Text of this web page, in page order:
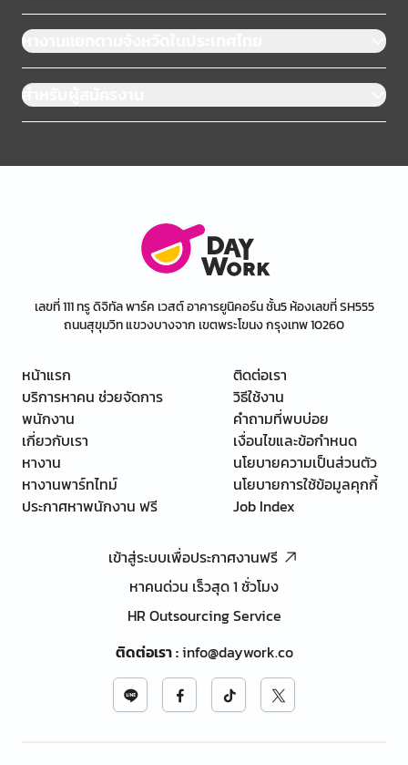
หางานแยกตามจังหวัดในประเทศไทย
สำหรับผู้สมัครงาน
เลขที่ 111 ทรู ดิจิทัล พาร์ค เวสต์ อาคารยูนิคอร์น ชั้น5 ห้องเลขที่ SH555
ถนนสุขุมวิท แขวงบางจาก เขตพระโขนง กรุงเทพ 10260
หน้าแรก
บริการหาคน ช่วยจัดการ
พนักงาน
เกี่ยวกับเรา
หางาน
หางานพาร์ทไทม์
ประกาศหาพนักงาน ฟรี
ติดต่อเรา
วิธีใช้งาน
คำถามที่พบบ่อย
เงื่อนไขและข้อกำหนด
นโยบายความเป็นส่วนตัว
นโยบายการใช้ข้อมูลคุกกี้
Job Index
เข้าสู่ระบบเพื่อประกาศงานฟรี
หาคนด่วน เร็วสุด 1 ชั่วโมง
HR Outsourcing Service
ติดต่อเรา:info@daywork.co